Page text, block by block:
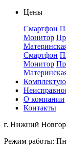
Цены
Смартфон
Монитор
Смартфон
Монитор
О компании
Контакты
г. Нижний
Режим работы: